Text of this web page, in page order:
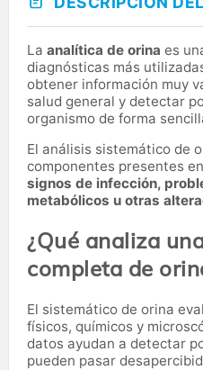
La analítica de orina es
diagnósticas más
obtener información muy
salud general y detectar
organismo de forma
El análisis sistemático de
componentes presentes
signos de infección,
metabólicos u otras
¿Qué analiza
completa de
El sistemático de orina
físicos, químicos y
datos ayudan a detectar
pueden pasar